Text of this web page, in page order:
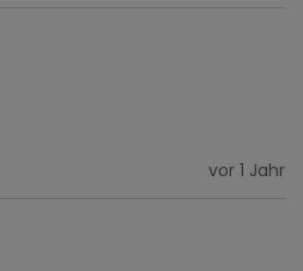
vor 1 Jahr